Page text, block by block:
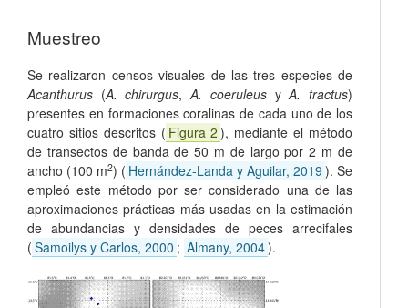
Muestreo
Se realizaron censos visuales de las tres especies de
Acanthurus (A. chirurgus,A. coeruleusyA. tractus)
presentes en formaciones coralinas de cada uno de los
cuatro sitios descritos ( Figura 2 ), mediante el método
de transectos de banda de 50 m de largo por 2 m de
ancho (100 m2) ( Hernández-Landa y Aguilar, 2019 ). Se
empleó este método por ser considerado una de las
aproximaciones prácticas más usadas en la estimación
de abundancias y densidades de peces arrecifales
( Samoilys y Carlos, 2000 ; Almany, 2004).